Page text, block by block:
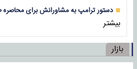
دستور ترامپ به مشاورانش برای محاصره
بیشتر
بازار